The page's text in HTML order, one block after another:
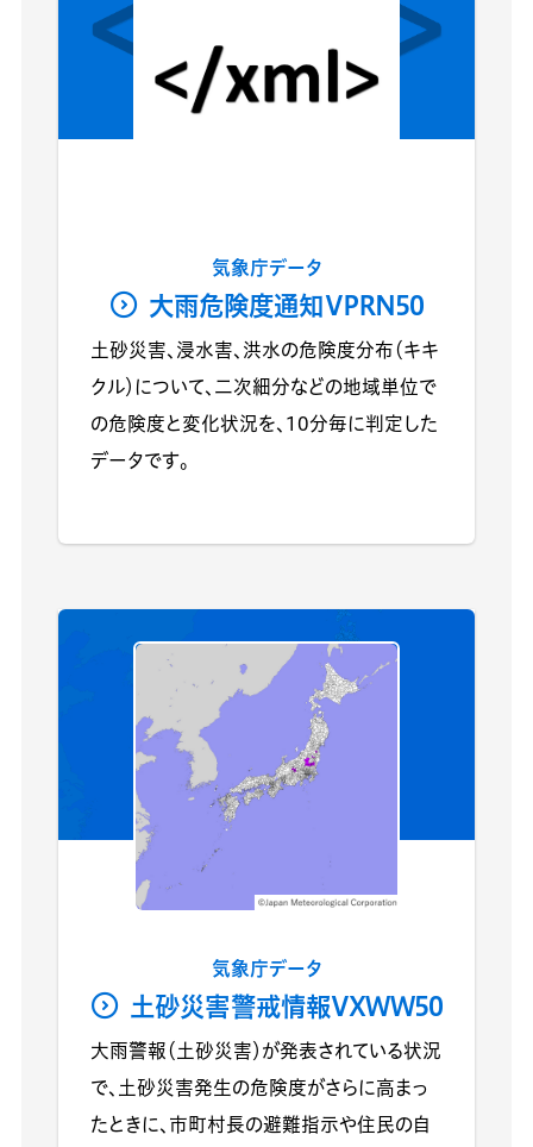
気象庁データ
大雨危険度通知VPRN50
土砂災害、浸水害、洪水の危険度分布（キキ
クル）について、二次細分などの地域単位で
の危険度と変化状況を、10分毎に判定した
データです。
気象庁データ
土砂災害警戒情報VXWW50
大雨警報（土砂災害）が発表されている状況
で、土砂災害発生の危険度がさらに高まっ
たときに、市町村長の避難指示や住民の自